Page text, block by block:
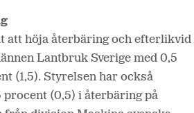
att höja återbäring och efterlikvid
Lantbruk Sverige med 0,5
(1,5). Styrelsen har också
procent (0,5) i återbäring på